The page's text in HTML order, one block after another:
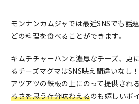
モンナンカムジャでは最近SNSでも話
どの料理を食べることができます。
キムチチャーハンと濃厚なチーズ、更
るチーズマグマはSNS映え間違いなし！
アツアツの鉄板の上にのって提供され
ろさを思う存分味わえるのも嬉しいポ